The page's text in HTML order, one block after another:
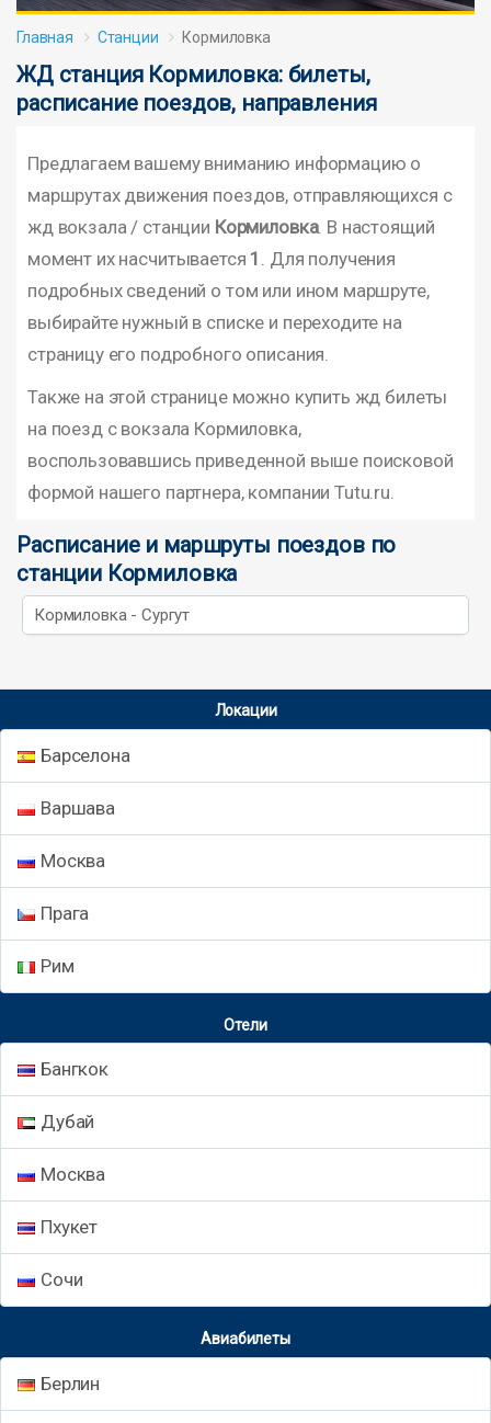
Главная Станции Кормиловка
ЖД станция Кормиловка: билеты,
расписание поездов, направления
Предлагаем вашему вниманию информацию о
маршрутах движения поездов, отправляющихся с
жд вокзала / станции Кормиловка. В настоящий
момент их насчитывается 1 . Для получения
подробных сведений о том или ином маршруте,
выбирайте нужный в списке и переходите на
страницу его подробного описания.
Также на этой странице можно купить жд билеты
на поезд с вокзала Кормиловка,
воспользовавшись приведенной выше поисковой
формой нашего партнера, компании Tutu.ru.
Расписание и маршруты поездов по
станции Кормиловка
Кормиловка - Сургут
Локации
Барселона
Варшава
Москва
Прага
Рим
Отели
Бангкок
Дубай
Москва
Пхукет
Сочи
Авиабилеты
Берлин